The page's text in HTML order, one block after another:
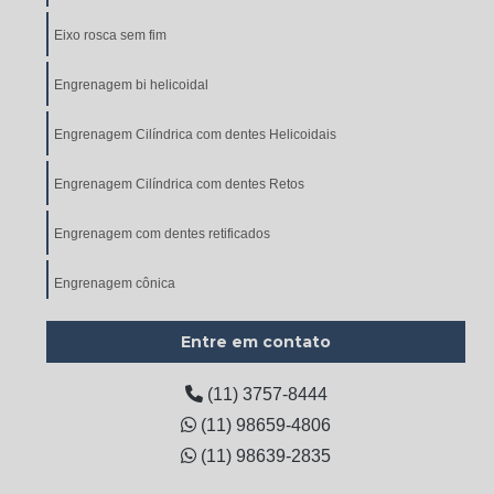
Eixo rosca sem fim
Engrenagem bi helicoidal
Engrenagem Cilíndrica com dentes Helicoidais
Engrenagem Cilíndrica com dentes Retos
Engrenagem com dentes retificados
Engrenagem cônica
Engrenagem Cônica de Dentes Retos
Engrenagem de corrente
Entre em contato
(11) 3757-8444
(11) 98659-4806
(11) 98639-2835